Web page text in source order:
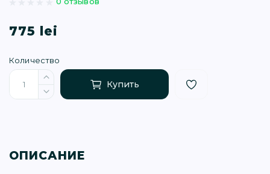
775 lei
Количество
Купить
ОПИСАНИЕ